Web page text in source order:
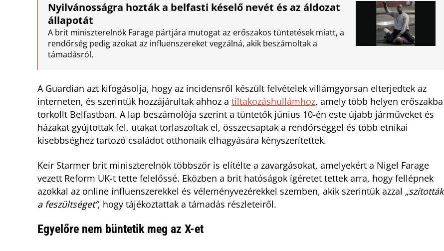
Nyilvánosságra hozták a belfasti késelő nevét és az áldozat
állapotát
A brit miniszterelnök Farage pártjára mutogat az erőszakos tüntetések miatt, a
rendőrség pedig azokat az influenszereket vegzálná, akik beszámoltak a
támadásról.
A Guardian azt kifogásolja, hogy az incidensről készült felvételek villámgyorsan elterjedtek az
interneten, és szerintük hozzájárultak ahhoz a tiltakozáshullámhoz, amely több helyen erőszakba
torkollt Belfastban. A lap beszámolója szerint a tüntetők június 10-én este újabb járműveket és
házakat gyújtottak fel, utakat torlaszoltak el, összecsaptak a rendőrséggel és több etnikai
kisebbséghez tartozó családot otthonaik elhagyására kényszerítettek.
Keir Starmer brit miniszterelnök többször is elítélte a zavargásokat, amelyekért a Nigel Farage
vezett Reform UK-t tette felelőssé. Eközben a brit hatóságok ígéretet tettek arra, hogy fellépnek
azokkal az online influenszerekkel és véleményvezérekkel szemben, akik szerintük azzal „szították
a feszültséget”, hogy tájékoztattak a támadás részleteiről.
Egyelőre nem büntetik meg az X-et